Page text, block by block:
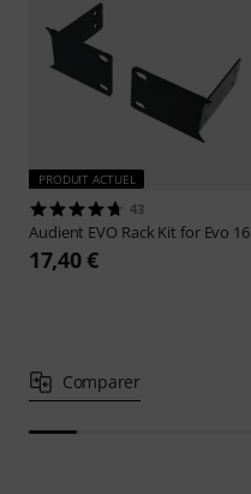
PRODUIT ACTUEL
43
Audient EVO Rack Kit for Evo 16
17,40 €
Comparer